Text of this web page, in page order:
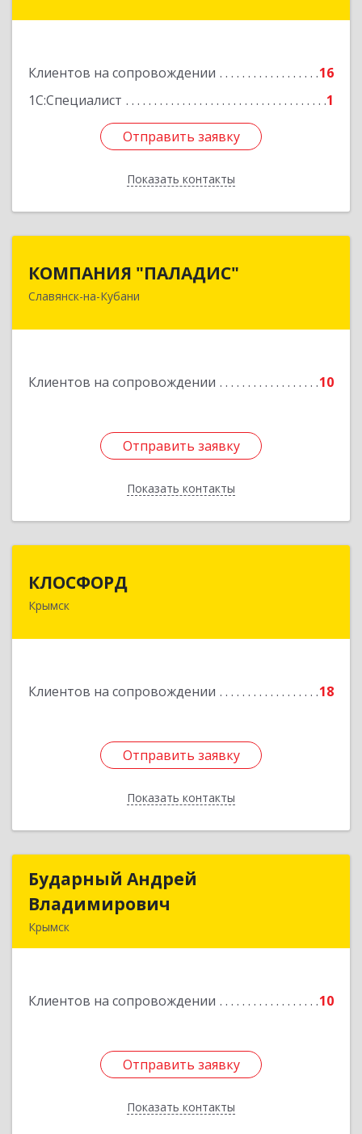
Клиентов на сопровождении
16
1С:Специалист
1
Отправить заявку
Показать контакты
Отправить заявку
Назад
КОМПАНИЯ "ПАЛАДИС"
Славянск-на-Кубани
Клиентов на сопровождении 10
Отправить заявку
Показать контакты
353560, Краснодарский край, Славянский р-н,
Подробнее
Отправить заявку
Назад
КЛОСФОРД
Крымск
Клиентов на сопровождении 18
Отправить заявку
Показать контакты
353380, Краснодарский край, Крымский р-н,
Отправить заявку
Назад
Бударный Андрей
Владимирович
Крымск
Клиентов на сопровождении 10
Отправить заявку
Показать контакты
Бударный Андрей
Подробнее
Отправить заявку
Назад